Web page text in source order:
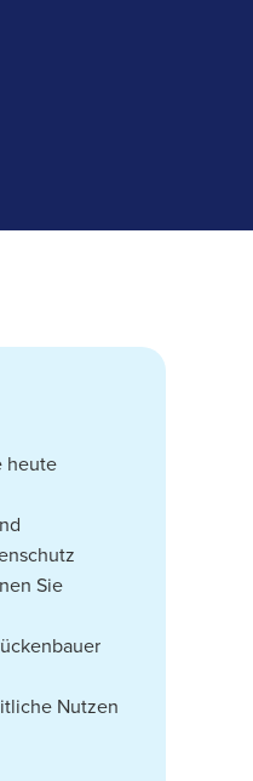
heute
Sie
Nutzen